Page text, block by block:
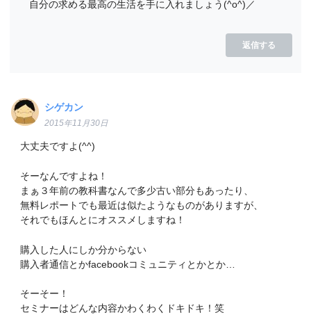
自分の求める最高の生活を手に入れましょう(^o^)／
返信する
シゲカン
2015年11月30日
大丈夫ですよ(^^)
そーなんですよね！
まぁ３年前の教科書なんで多少古い部分もあったり、
無料レポートでも最近は似たようなものがありますが、
それでもほんとにオススメしますね！
購入した人にしか分からない
購入者通信とかfacebookコミュニティとかとか…
そーそー！
セミナーはどんな内容かわくわくドキドキ！笑